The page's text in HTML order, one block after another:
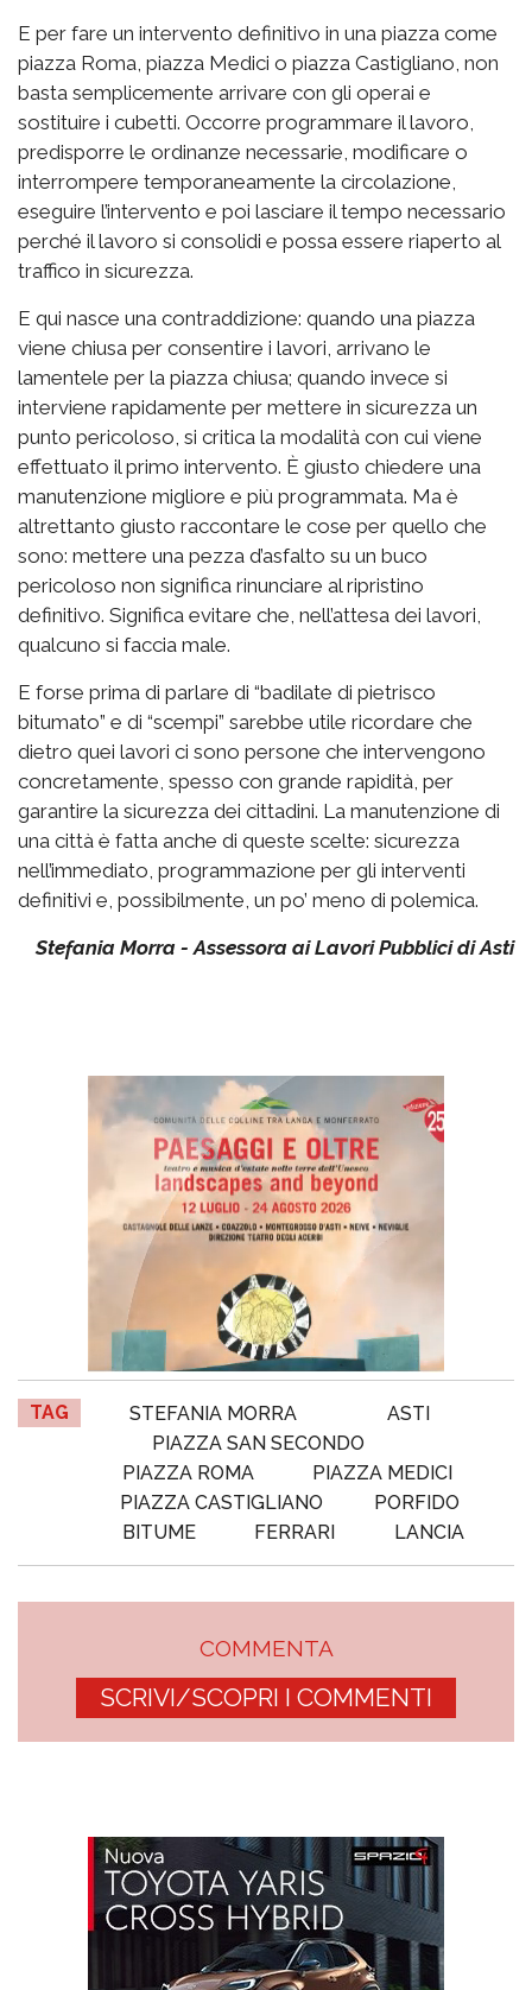
E per fare un intervento definitivo in una piazza come
piazza Roma, piazza Medici o piazza Castigliano, non
basta semplicemente arrivare con gli operai e
sostituire i cubetti. Occorre programmare il lavoro,
predisporre le ordinanze necessarie, modificare o
interrompere temporaneamente la circolazione,
eseguire l’intervento e poi lasciare il tempo necessario
perché il lavoro si consolidi e possa essere riaperto al
traffico in sicurezza.
E qui nasce una contraddizione: quando una piazza
viene chiusa per consentire i lavori, arrivano le
lamentele per la piazza chiusa; quando invece si
interviene rapidamente per mettere in sicurezza un
punto pericoloso, si critica la modalità con cui viene
effettuato il primo intervento. È giusto chiedere una
manutenzione migliore e più programmata. Ma è
altrettanto giusto raccontare le cose per quello che
sono: mettere una pezza d’asfalto su un buco
pericoloso non significa rinunciare al ripristino
definitivo. Significa evitare che, nell’attesa dei lavori,
qualcuno si faccia male.
E forse prima di parlare di “badilate di pietrisco
bitumato” e di “scempi” sarebbe utile ricordare che
dietro quei lavori ci sono persone che intervengono
concretamente, spesso con grande rapidità, per
garantire la sicurezza dei cittadini. La manutenzione di
una città è fatta anche di queste scelte: sicurezza
nell’immediato, programmazione per gli interventi
definitivi e, possibilmente, un po’ meno di polemica.
Stefania Morra - Assessora ai Lavori Pubblici di Asti
TAG STEFANIA MORRA
ASTI
PIAZZA SAN SECONDO
PIAZZA ROMA
PIAZZA MEDICI
PIAZZA CASTIGLIANO
PORFIDO
BITUME
FERRARI LANCIA
COMMENTA
SCRIVI/SCOPRI I COMMENTI